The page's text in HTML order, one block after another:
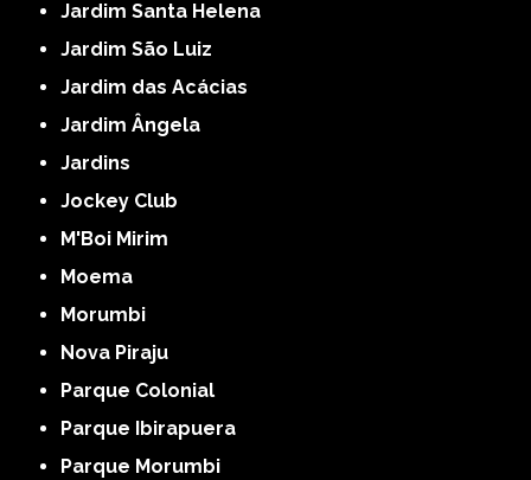
Jardim Santa Helena
Jardim São Luiz
Jardim das Acácias
Jardim Ângela
Jardins
Jockey Club
M'Boi Mirim
Moema
Morumbi
Nova Piraju
Parque Colonial
Parque Ibirapuera
Parque Morumbi